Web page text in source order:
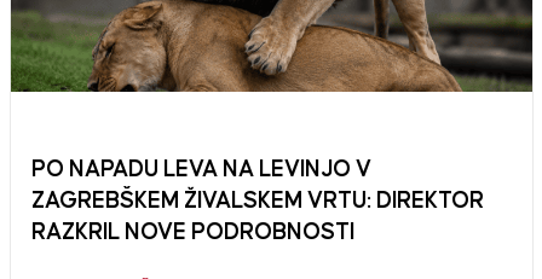
PO NAPADU LEVA NA LEVINJO V
ZAGREBŠKEM ŽIVALSKEM VRTU: DIREKTOR
RAZKRIL NOVE PODROBNOSTI